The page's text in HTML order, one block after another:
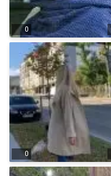
0
0